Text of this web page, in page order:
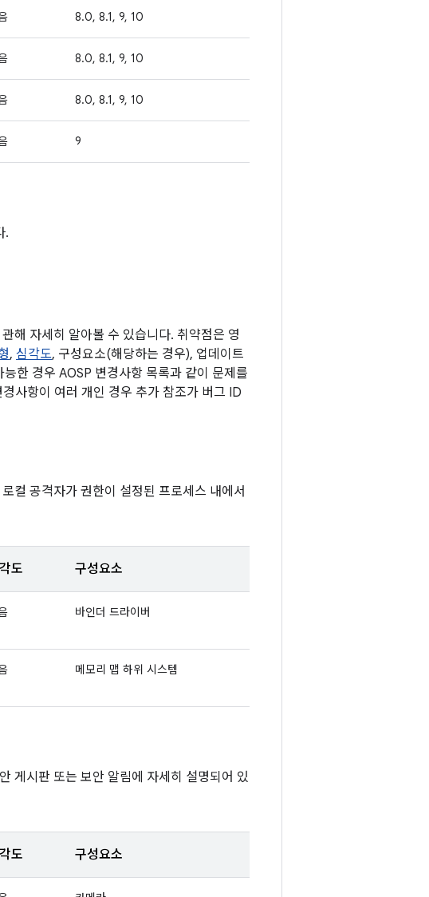
8.0, 8.1, 9, 10
8.0, 8.1, 9, 10
8.0, 8.1, 9, 10
9
.
해 자세히 알아볼 수 있습니다. 취약점은 영
, 심각도, 구성요소(해당하는 경우), 업데이트
한 경우 AOSP 변경사항 목록과 같이 문제를
사항이 여러 개인 경우 추가 참조가 버그 ID
컬 공격자가 권한이 설정된 프로세스 내에서
도 구성요소
바인더 드라이버
메모리 맵 하위 시스템
게시판 또는 보안 알림에 자세히 설명되어 있
도 구성요소